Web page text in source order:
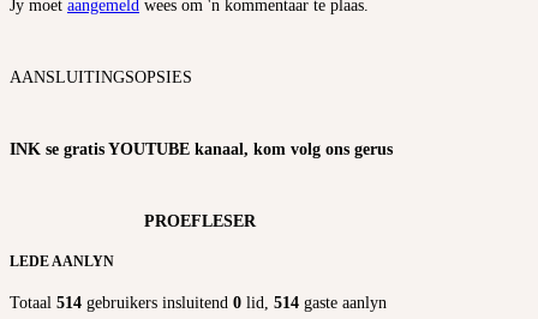
Jy moet aangemeld wees om 'n kommentaar te plaas.
AANSLUITINGSOPSIES
INK se gratis YOUTUBE kanaal, kom volg ons gerus
PROEFLESER
LEDE AANLYN
Totaal 514 gebruikers insluitend 0 lid, 514 gaste aanlyn